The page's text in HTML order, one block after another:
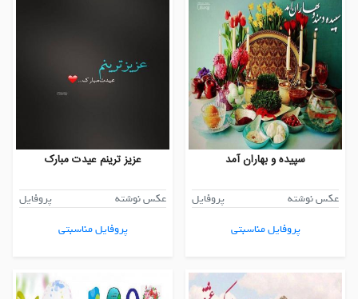
سپیده و بهاران آمد
عکس نوشته
پروفایل
پروفایل مناسبتی
عزیز ترینم عیدت مبارک
عکس نوشته
پروفایل
پروفایل مناسبتی